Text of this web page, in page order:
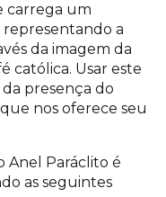
carrega um
a
da imagem da
católica. Usar este
presença do
nos oferece seu
Anel Paráclito é
as seguintes